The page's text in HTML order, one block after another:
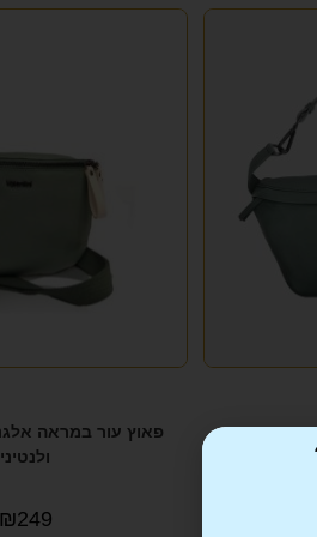
ומיוחד
ולנטיני
₪249